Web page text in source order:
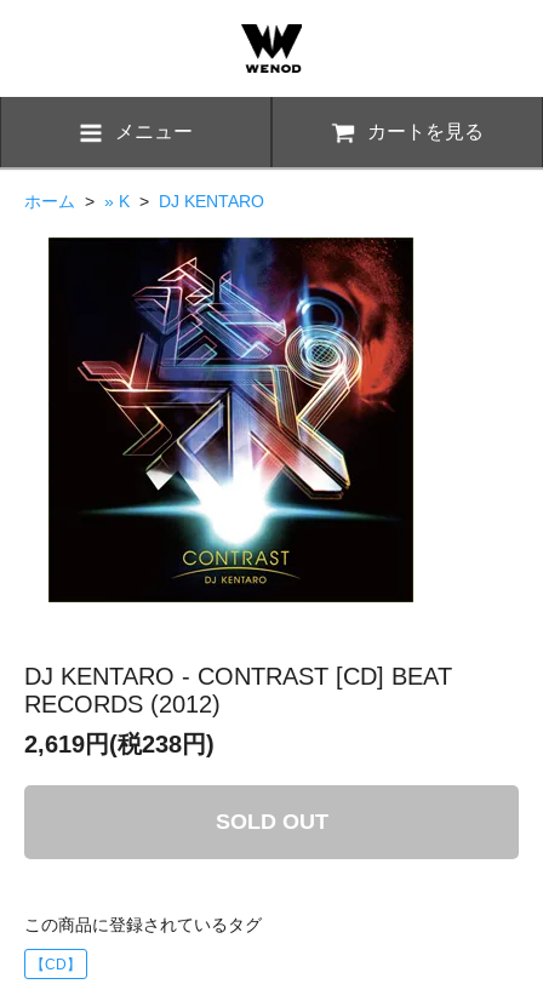
メニュー カートを見る
ホーム > » K > DJ KENTARO
DJ KENTARO - CONTRAST [CD] BEAT
RECORDS (2012)
2,619円(税238円)
SOLD OUT
この商品に登録されているタグ
【CD】